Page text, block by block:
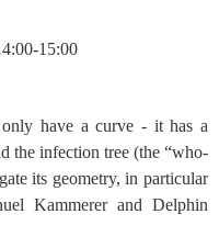
15:00
have a curve - it has a
the infection tree (the “who-
its geometry, in particular
Kammerer and Delphin